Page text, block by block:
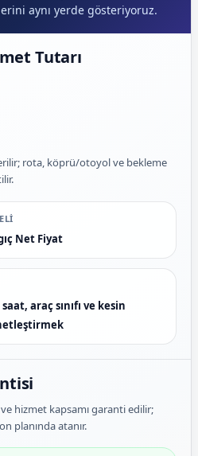
aynı yerde gösteriyoruz.
Tutarı
rota, köprü/otoyol ve bekleme
Net Fiyat
araç sınıfı ve kesin
ve hizmet kapsamı garanti edilir;
planında atanır.